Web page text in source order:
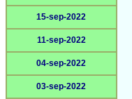
15-sep-2022
11-sep-2022
04-sep-2022
03-sep-2022